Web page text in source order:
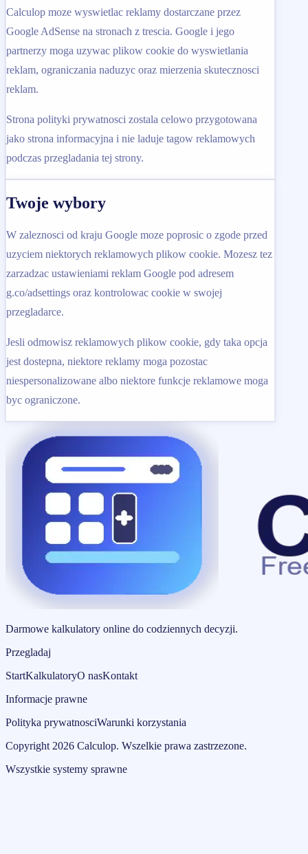
Calculop moze wyswietlac reklamy dostarczane przez
Google AdSense na stronach z trescia. Google i jego
partnerzy moga uzywac plikow cookie do wyswietlania
reklam, ograniczania naduzyc oraz mierzenia skutecznosci
reklam.
Strona polityki prywatnosci zostala celowo przygotowana
jako strona informacyjna i nie laduje tagow reklamowych
podczas przegladania tej strony.
Twoje wybory
W zaleznosci od kraju Google moze poprosic o zgode przed
uzyciem niektorych reklamowych plikow cookie. Mozesz tez
zarzadzac ustawieniami reklam Google pod adresem
g.co/adsettings oraz kontrolowac cookie w swojej
przegladarce.
Jesli odmowisz reklamowych plikow cookie, gdy taka opcja
jest dostepna, niektore reklamy moga pozostac
niespersonalizowane albo niektore funkcje reklamowe moga
byc ograniczone.
Darmowe kalkulatory online do codziennych decyzji.
Przegladaj
StartKalkulatoryO nasKontakt
Informacje prawne
Polityka prywatnosciWarunki korzystania
Copyright2026 Calculop. Wszelkie prawa zastrzezone.
Wszystkie systemy sprawne